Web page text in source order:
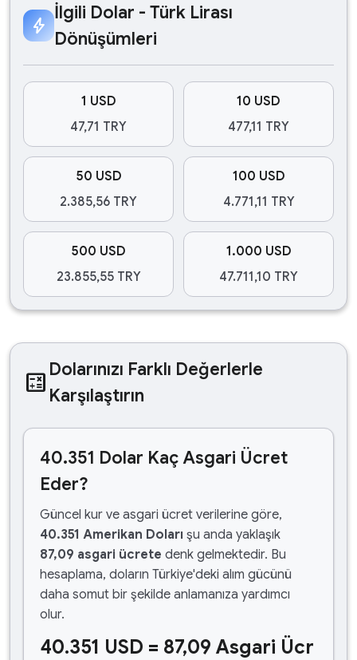
bolt
İlgili Dolar - Türk Lirası
Dönüşümleri
1 USD
47,71 TRY
10 USD
477,11 TRY
50 USD
2.385,56 TRY
100 USD
4.771,11 TRY
500 USD
23.855,55 TRY
1.000 USD
47.711,10 TRY
calculate Dolarınızı Farklı Değerlerle
Karşılaştırın
40.351 Dolar Kaç Asgari Ücret
Eder?
Güncel kur ve asgari ücret verilerine göre,
40.351 Amerikan Doları şu anda yaklaşık
87,09 asgari ücrete denk gelmektedir. Bu
hesaplama, doların Türkiye'deki alım gücünü
daha somut bir şekilde anlamanıza yardımcı
olur.
40.351 USD = 87,09 Asgari Ücr